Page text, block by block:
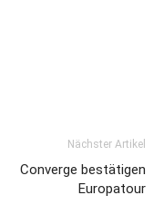
Nächster Artikel
Converge bestätigen
Europatour